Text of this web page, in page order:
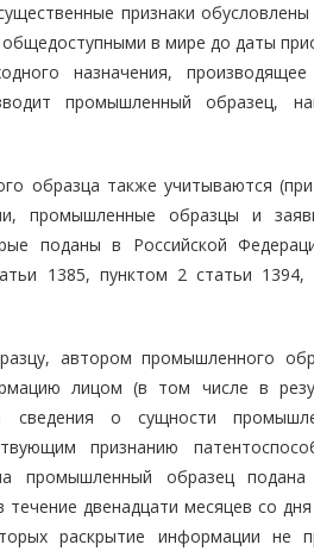
признаки
общедоступными в мире до даты
назначения,
промышленный образец,
образца также учитываются
промышленные образцы и
поданы в Российской
1385, пунктом 2 статьи 1394,
автором промышленного
лицом (в том числе в
сведения о сущности
признанию
промышленный образец
двенадцати месяцев со
раскрытие информации не